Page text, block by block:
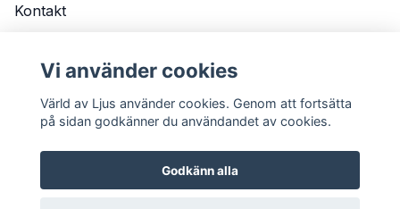
Kontakt
Leveransvillkor
Vi använder cookies
Värld av Ljus använder cookies. Genom att fortsätta
på sidan godkänner du användandet av cookies.
Godkänn alla